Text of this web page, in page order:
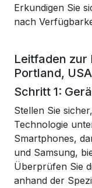
Erkundigen Sie
nach
Leitfaden zur
Portland, USA
Schritt 1:
Stellen Sie
Technologie
Smartphones,
und Samsung,
Überprüfen Sie
anhand der